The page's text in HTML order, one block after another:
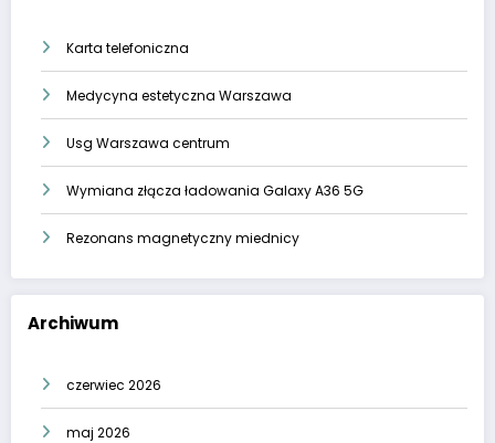
Karta telefoniczna
Medycyna estetyczna Warszawa
Usg Warszawa centrum
Wymiana złącza ładowania Galaxy A36 5G
Rezonans magnetyczny miednicy
Archiwum
czerwiec 2026
maj 2026